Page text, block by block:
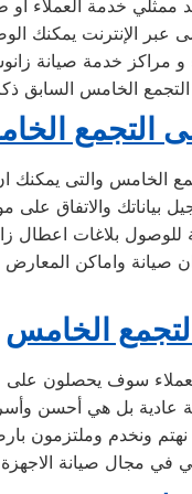
عبر الإنترنت يمكنك
خدمة صيانة
الخامس السابق
التجمع
الخامس والتى
والاتفاق على
للوصول بلاغات اعطال
واماكن المعارض
الخامس
سوف يحصلون على
عادية بل هي أحسن
ونخدم وملتزمون
مجال صيانة الاجهزة